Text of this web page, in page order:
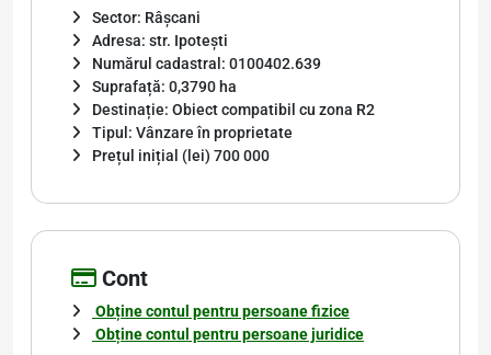
Sector: Râșcani
Adresa: str. Ipotești
Numărul cadastral: 0100402.639
Suprafață: 0,3790 ha
Destinație: Obiect compatibil cu zona R2
Tipul: Vânzare în proprietate
Prețul inițial (lei) 700 000
Cont
Obține contul pentru persoane fizice
Obține contul pentru persoane juridice